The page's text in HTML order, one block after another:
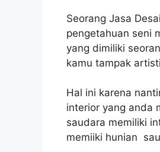
Seorang Jasa
pengetahuan seni
yang dimiliki
kamu tampak
Hal ini karena
interior yang anda
saudara memiliki
memiiki hunian